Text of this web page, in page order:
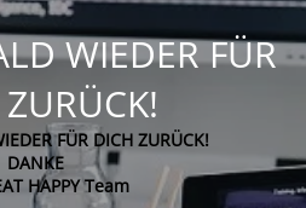
WIEDER FÜR
FÜR DICH ZURÜCK!
DANKE
HAPPY Team